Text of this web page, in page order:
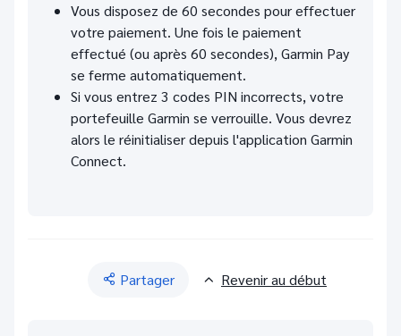
Vous disposez de 60 secondes pour effectuer
votre paiement. Une fois le paiement
effectué (ou après 60 secondes), Garmin Pay
se ferme automatiquement.
Si vous entrez 3 codes PIN incorrects, votre
portefeuille Garmin se verrouille. Vous devrez
alors le réinitialiser depuis l'application Garmin
Connect.
Partager Revenir au début